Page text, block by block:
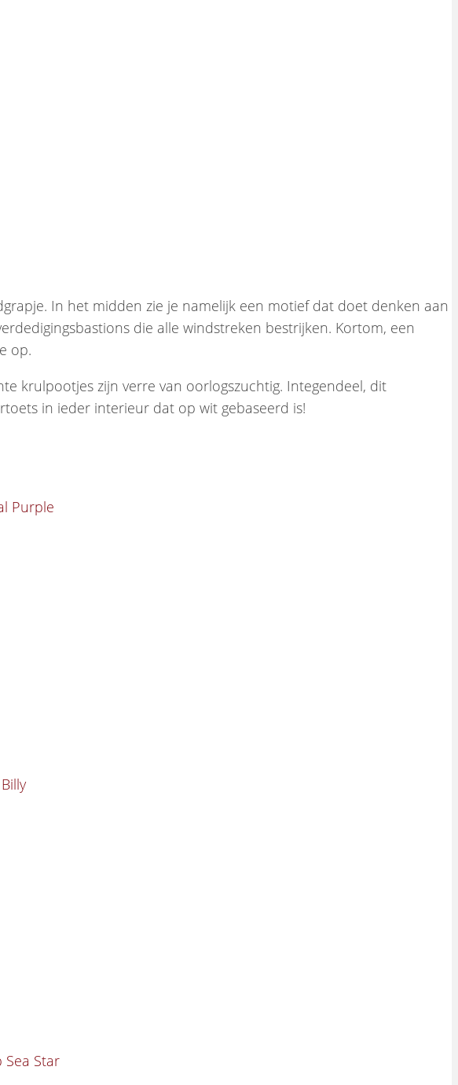
In het midden zie je namelijk een motief dat doet denken aan
die alle windstreken bestrijken. Kortom, een
op.
krulpootjes zijn verre van oorlogszuchtig. Integendeel, dit
in ieder interieur dat op wit gebaseerd is!